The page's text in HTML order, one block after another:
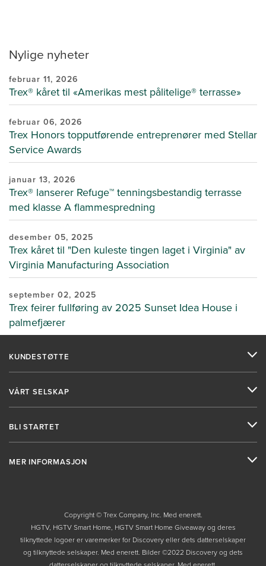
Nylige nyheter
februar 11, 2026
Trex® kåret til «Amerikas mest pålitelige® terrasse»
februar 06, 2026
Trex Honors topputførende entreprenører med Stellar
Service Awards
januar 13, 2026
Trex® lanserer Refuge™ tenningsbestandig terrasse
med klasse A flammespredning
desember 05, 2025
Trex kåret til "Den kuleste tingen laget i Virginia" av
Virginia Manufacturing Association
september 02, 2025
Trex feirer fullføring av 2025 Sunset Idea House i
palmefjærer
KUNDESTØTTE
VÅRT SELSKAP
BLI STARTET
MER INFORMASJON
Copyright © Trex Company, Inc. Med enerett.
HGTV, HGTV Smart Home, HGTV Smart Home Giveaway og deres
tilknyttede logoer er varemerker for Discovery eller dets datterselskaper
og tilknyttede selskaper. Med enerett. Bilder ©2022 Discovery og dets